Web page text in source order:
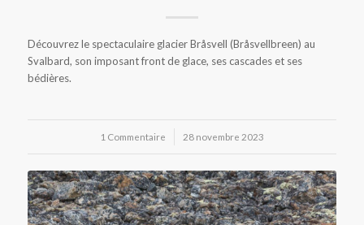
Découvrez le spectaculaire glacier Bråsvell (Bråsvellbreen) au
Svalbard, son imposant front de glace, ses cascades et ses
bédières.
1 Commentaire
/ 28 novembre 2023